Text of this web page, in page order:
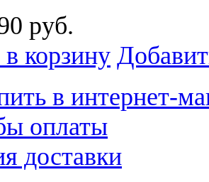
руб.
корзину
в интернет-
оплаты
доставки